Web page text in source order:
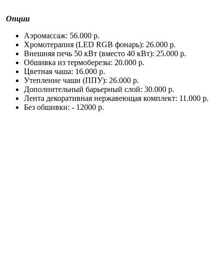
Опции
Аэромассаж: 56.000 р.
Хромотерапия (LED RGB фонарь): 26.000 р.
Внешняя печь 50 кВт (вместо 40 кВт): 25.000 р.
Обшивка из термоберезы: 20.000 р.
Цветная чаша: 16.000 р.
Утепление чаши (ППУ): 26.000 р.
Дополнительный барьерный слой: 30.000 р.
Лента декоративная нержавеющая комплект: 11.000 р.
Без обшивки: - 12000 р.